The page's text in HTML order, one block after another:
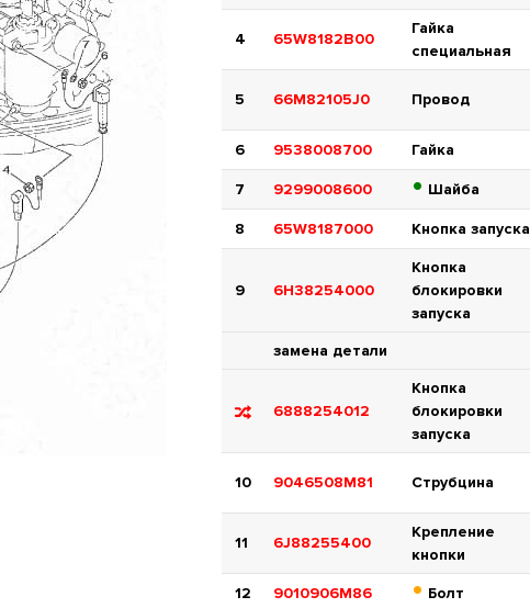
4 65W8182B00
Гайка
специальная
5 66M82105J0 Провод
6 9538008700 Гайка
7 9299008600 • Шайба
8 65W8187000 Кнопка запуска
9 6H38254000
Кнопка
блокировки
запуска
замена детали
6888254012
Кнопка
блокировки
запуска
10 9046508M81 Струбцина
11 6J88255400
Крепление
кнопки
12 9010906M86 • Болт